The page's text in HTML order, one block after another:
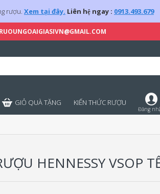
rượu. Xem tại đây. Liên hệ ngay : 0913.493.679
GIỎ QUÀ TẶNG KIẾN THỨC RƯỢU
Đăng
HENNESSY VSOP